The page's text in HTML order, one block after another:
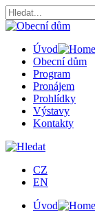
Úvod
Obecní dům
Program
Pronájem
Prohlídky
Výstavy
Kontakty
CZ
EN
Úvod